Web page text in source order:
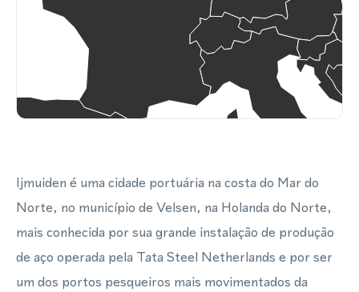
Ijmuiden é uma cidade portuária na costa do Mar do
Norte, no município de Velsen, na Holanda do Norte,
mais conhecida por sua grande instalação de produção
de aço operada pela Tata Steel Netherlands e por ser
um dos portos pesqueiros mais movimentados da